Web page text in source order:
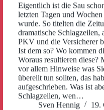
Eigentlich ist die Sau
letzten Tagen und
wurde. So titelten die
dramatische Schlagzeilen,
PKV und die Versicherer
Ist dem so? Wo kommen
Woraus resultieren diese?
vor allem Hinweise was
übereilt tun sollten, das
aufgeschrieben. Was ist
Schlagzeilen, wen…
Sven Hennig
19.